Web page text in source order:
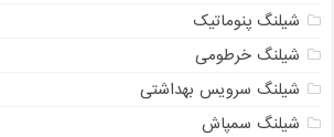
شیلنگ پنوماتیک
شیلنگ خرطومی
شیلنگ سرویس بهداشتی
شیلنگ سمپاش